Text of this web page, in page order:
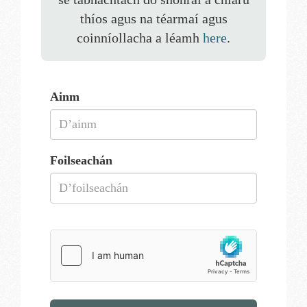
thíos agus na téarmaí agus
coinníollacha a léamh here.
Ainm
Foilseachán